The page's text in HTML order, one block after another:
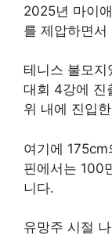
2025년 마이
를 제압하면
테니스 불모지
대회 4강에 진
위 내에 진입
여기에
핀에서는 100
니다.
유망주 시절